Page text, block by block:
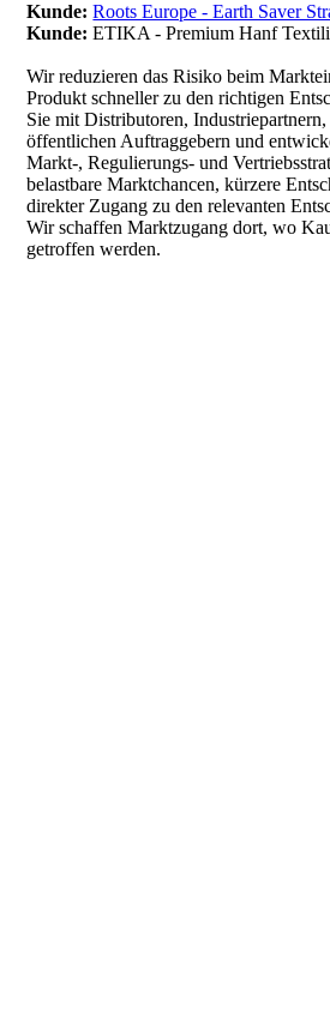
Kunde: Roots Europe - Earth Saver
Kunde: ETIKA - Premium Hanf
Wir reduzieren das Risiko beim
Produkt schneller zu den richtigen
Sie mit Distributoren,
öffentlichen Auftraggebern und
Markt-, Regulierungs- und
belastbare Marktchancen, kürzere
direkter Zugang zu den relevanten
Wir schaffen Marktzugang dort, wo
getroffen werden.